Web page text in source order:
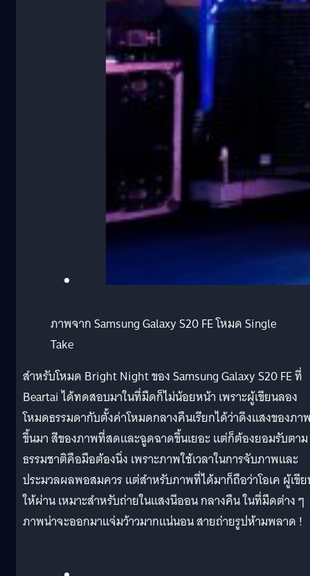
ภาพจาก Samsung Galaxy S20 FE โหมด Single
Take
สำหรับโหมด Bright Night ของ Samsung Galaxy S20 FE ที่
Beartai ได้ทดสอบมาในที่มืดก็ไม่น้อยหน้า เพราะผู้เขียนลอง
โหมดธรรมดากับตั้งค่าโหมดกลางคืนเรียกได้ว่าดึงแสงของภา
ขึ้นมา สีของภาพที่สดและฉูดฉาดขึ้นเยอะ แต่ก็ต้องยอมรับตาม
ธรรมชาติคือมือต้องนิ่ง เพราะภาพใช้เวลาในการจับภาพและ
ประมวลผลพอสมควร แต่สำหรับภาพที่ได้มาก็ถือว่าโอเค ผู้เขี
ให้ผ่าน เหมาะสำหรับถ่ายในแสงนีออน กลางคืน ในที่มืดต่าง ๆ
ภาพน่าจะออกมาแจ่มว้าวมากแน่นอน สายถ่ายรูปห้ามพลาด !